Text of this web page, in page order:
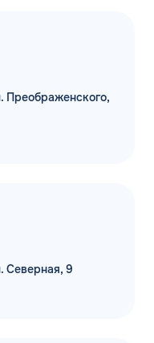
Преображенского,
Северная, 9